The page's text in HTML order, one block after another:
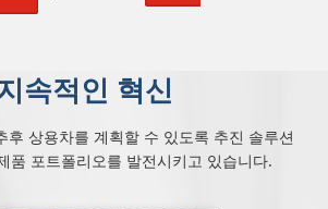
속적인 혁신
후 상용차를 계획할 수 있도록 추진 솔루션
품 포트폴리오를 발전시키고 있습니다.